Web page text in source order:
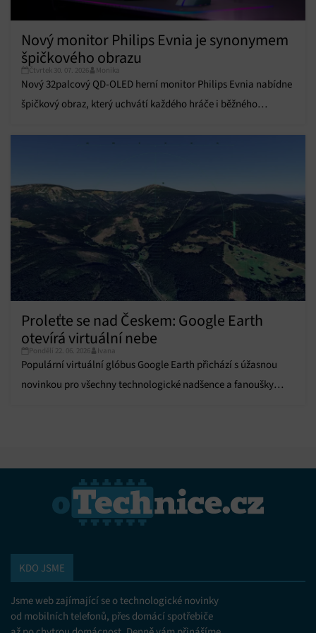
Přiřazování a kombinování údajů z jiných zdrojů
údajů, Propojení různých zařízení, Identifikace
zařízení na základě automaticky přenášených
informací.
Zajištění bezpečnosti, předcházení a zjišťování
podvodů a odstraňování chyb, Poskytování a
Vždy aktivní
Nový monitor Philips Evnia je synonymem
špičkového obrazu
Čtvrtek 30. 07. 2026 Monika
Nový 32palcový QD-OLED herní monitor Philips Evnia nabídne
špičkový obraz, který uchvátí každého hráče i běžného
Proleťte se nad Českem: Google Earth
otevírá virtuální nebe
Pondělí 22. 06. 2026 Ivana
Populární virtuální glóbus Google Earth přichází s úžasnou
novinkou pro všechny technologické nadšence a fanoušky
KDO JSME
Jsme web zajímající se o technologické novinky
od mobilních telefonů, přes domácí spotřebiče